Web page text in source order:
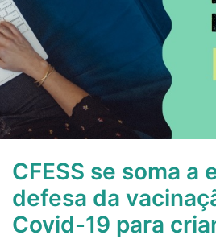
CFESS se soma a
defesa da
Covid-19 para